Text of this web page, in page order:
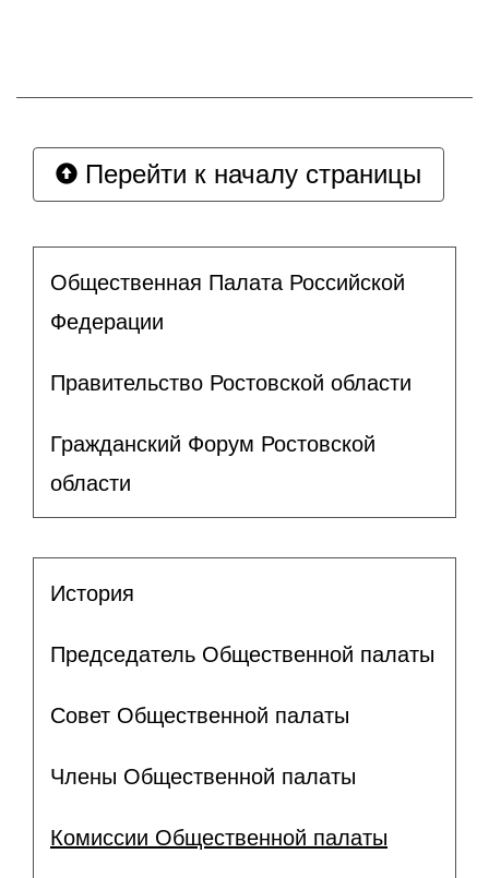
Перейти к началу страницы
Общественная Палата Российской
Федерации
Правительство Ростовской области
Гражданский Форум Ростовской
области
История
Председатель Общественной палаты
Совет Общественной палаты
Члены Общественной палаты
Комиссии Общественной палаты